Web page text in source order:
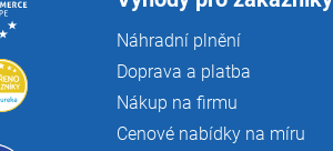
Náhradní plnění
Doprava a platba
Nákup na firmu
Cenové nabídky na míru